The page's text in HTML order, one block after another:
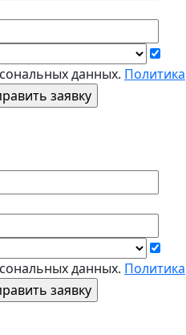
данных. Политика
данных. Политика